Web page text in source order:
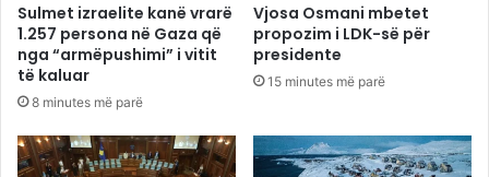
Sulmet izraelite kanë vrarë
1.257 persona në Gaza që
nga “armëpushimi” i vitit
të kaluar
8 minutes më parë
Vjosa Osmani mbetet
propozim i LDK-së për
presidente
15 minutes më parë